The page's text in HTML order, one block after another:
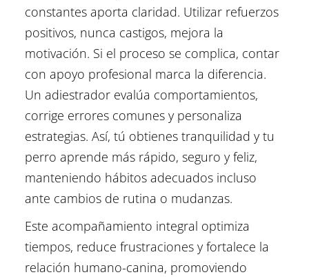
constantes aporta claridad. Utilizar refuerzos
positivos, nunca castigos, mejora la
motivación. Si el proceso se complica, contar
con apoyo profesional marca la diferencia.
Un adiestrador evalúa comportamientos,
corrige errores comunes y personaliza
estrategias. Así, tú obtienes tranquilidad y tu
perro aprende más rápido, seguro y feliz,
manteniendo hábitos adecuados incluso
ante cambios de rutina o mudanzas.
Este acompañamiento integral optimiza
tiempos, reduce frustraciones y fortalece la
relación humano-canina, promoviendo